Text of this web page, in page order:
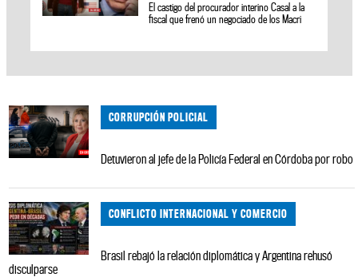
El castigo del procurador interino Casal a la
fiscal que frenó un negociado de los Macri
CORRUPCIÓN POLICIAL
Detuvieron al jefe de la Policía Federal en Córdoba por robo
CONFLICTO INTERNACIONAL Y COMERCIO
Brasil rebajó la relación diplomática y Argentina rehusó
disculparse